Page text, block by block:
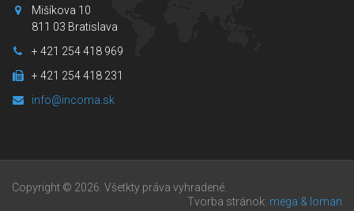
Mišíkova 10
811 03 Bratislava
+ 421 254 418 969
+ 421 254 418 231
info@incoma.sk
Copyright © 2026. Všetkty práva vyhradené.
Tvorba stránok: mega & loman